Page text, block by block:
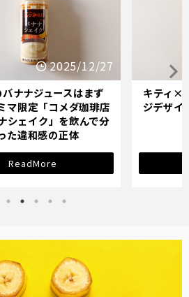
2025/12/21
ナナミルクのパッケー
が示す「学び直し」の
サインとは？
ReadMore
オイシッ
ている人